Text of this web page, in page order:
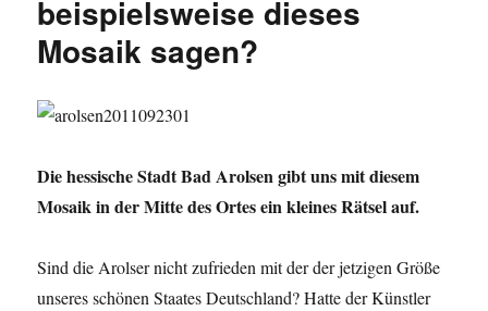
wenn
wir
gemeinsam
in
Bad
könnten!
beispielsweise dieses
Mosaik sagen?
Die hessische Stadt Bad Arolsen gibt uns mit diesem
Mosaik in der Mitte des Ortes ein kleines Rätsel auf.
Sind die Arolser nicht zufrieden mit der der jetzigen Größe
unseres schönen Staates Deutschland? Hatte der Künstler